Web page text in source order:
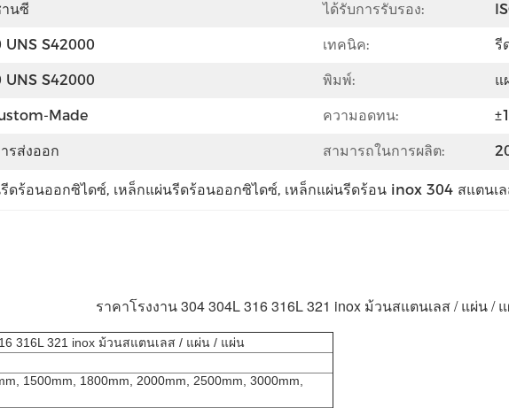
านซี ได้รับการรับรอง:
UNS S42000 เทคนิค: รี
UNS S42000 พิมพ์: แ
Made ความอดทน:
รส่งออก สามารถในการผลิต:
ดร้อนออกซิไดซ์, เหล็กแผ่นรีดร้อนออกซิไดซ์, เหล็กแผ่นรีดร้อน inox 304 สแตนเ
ราคาโรงงาน 304 304L 316 316L 321 inox ม้วนสแตนเลส / แผ่น /
316L 321 inox ม้วนสแตนเลส / แผ่น / แผ่น
1500mm, 1800mm, 2000mm, 2500mm, 3000mm,